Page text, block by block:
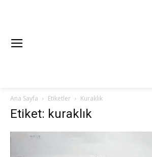
Ana Sayfa Etiketler Kuraklık
Etiket: kuraklık